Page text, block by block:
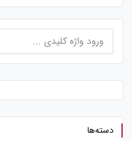
برای:
دسته‌ها